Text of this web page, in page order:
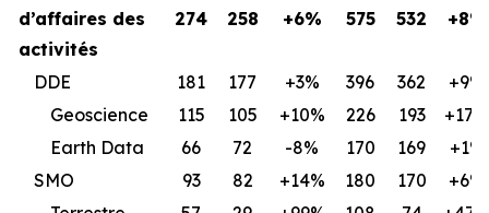
d’affaires des
activités
274 258 +6% 575 532 +8%
DDE 181 177 +3% 396 362
+9%
Geoscience
115 105 +10% 226 193
+17%
Earth Data
66 72 -8% 170 169
+1%
SMO
93 82 +14% 180 170
+6%